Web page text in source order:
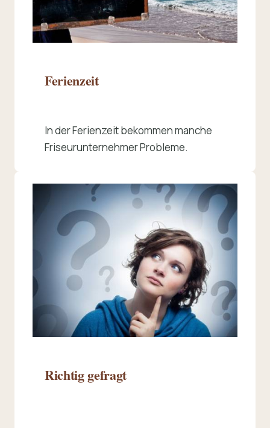
Ferienzeit
In der Ferienzeit bekommen manche
Friseurunternehmer Probleme.
Beitrag lesen
Richtig gefragt